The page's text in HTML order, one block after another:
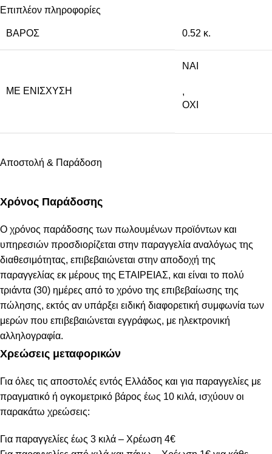
Επιπλέον πληροφορίες
ΒΆΡΟΣ 0.52 κ.
ΜΕ ΕΝΊΣΧΥΣΗ
NAI
,
ΟΧΙ
Αποστολή & Παράδοση
Χρόνος Παράδοσης
Ο χρόνος παράδοσης των πωλουμένων προϊόντων και
υπηρεσιών προσδιορίζεται στην παραγγελία αναλόγως της
διαθεσιμότητας, επιβεβαιώνεται στην αποδοχή της
παραγγελίας εκ μέρους της ΕΤΑΙΡΕΙΑΣ, και είναι το πολύ
τριάντα (30) ημέρες από το χρόνο της επιβεβαίωσης της
πώλησης, εκτός αν υπάρξει ειδική διαφορετική συμφωνία των
μερών που επιβεβαιώνεται εγγράφως, με ηλεκτρονική
αλληλογραφία.
Χρεώσεις μεταφορικών
Για όλες τις αποστολές εντός Ελλάδος και για παραγγελίες με
πραγματικό ή ογκομετρικό βάρος έως 10 κιλά, ισχύουν οι
παρακάτω χρεώσεις:
Για παραγγελίες έως 3 κιλά – Χρέωση 4€